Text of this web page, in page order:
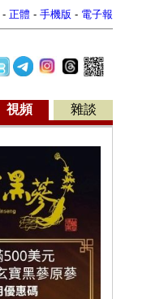
- 正體 - 手機版 - 電子報
視頻 雜談